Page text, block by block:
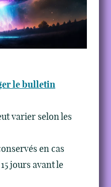
le bulletin
varier selon les
en cas
jours avant le